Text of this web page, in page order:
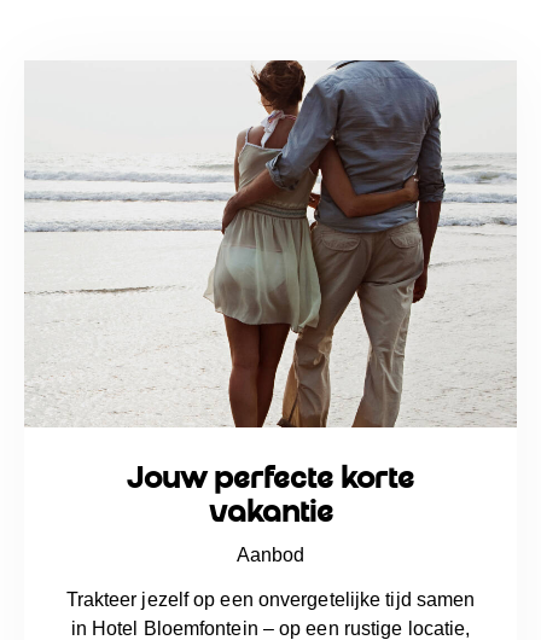
Jouw perfecte korte
vakantie
Aanbod
Trakteer jezelf op een onvergetelijke tijd samen
in Hotel Bloemfontein – op een rustige locatie,